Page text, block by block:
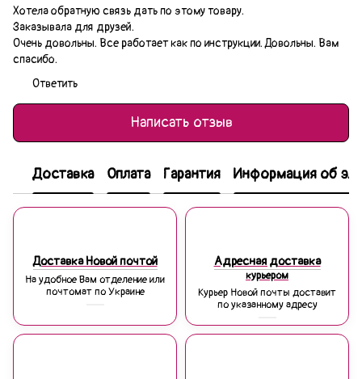
Хотела обратную связь дать по этому товару.
Заказывала для друзей.
Очень довольны. Все работает как по инструкции. Довольны. Вам
спасибо.
Ответить
Написать отзыв
Доставка Оплата Гарантия Информация об
Доставка Новой почтой
На удобное Вам отделение или
почтомат по Украине
Адресная доставка
курьером
Курьер Новой почты доставит
по указанному адресу